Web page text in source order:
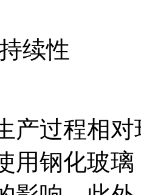
续性
产过程相
用钢化玻